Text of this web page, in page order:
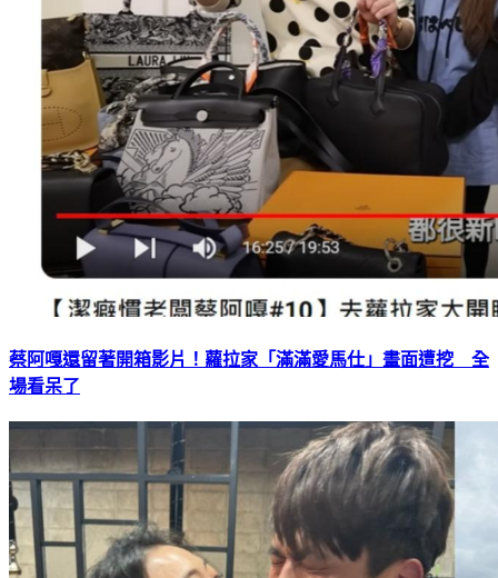
蔡阿嘎還留著開箱影片！蘿拉家「滿滿愛馬仕」畫面遭挖 全
場看呆了